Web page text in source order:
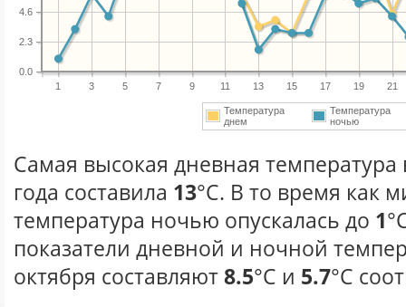
1 3 5 7 9 11 13 15 17 19 21
0.0
2.3
4.6
Температура
днем
Температура
ночью
Самая высокая дневная температура
года составила 13°С. В то время как
температура ночью опускалась до 1
показатели дневной и ночной
октября составляют8.5°С и 5.7°С